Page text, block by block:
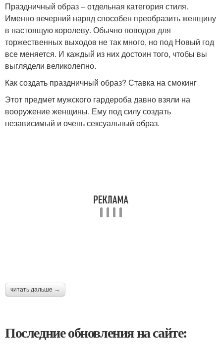
Праздничный образ – отдельная категория стиля.
Именно вечерний наряд способен преобразить женщину
в настоящую королеву. Обычно поводов для
торжественных выходов не так много, но под Новый год
все меняется. И каждый из них достоин того, чтобы вы
выглядели великолепно.
Как создать праздничный образ? Ставка на смокинг
Этот предмет мужского гардероба давно взяли на
вооружение женщины. Ему под силу создать
независимый и очень сексуальный образ.
читать дальше →
Последние обновления на сайте: